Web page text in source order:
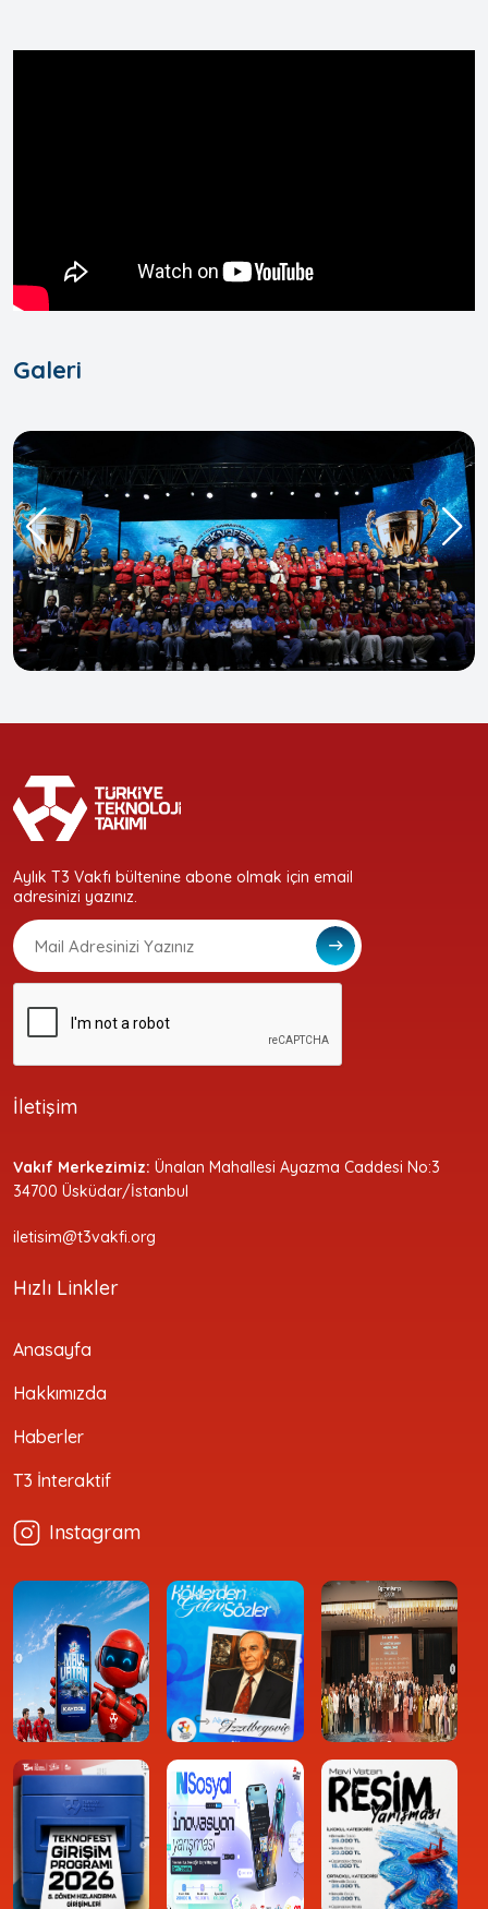
Galeri
Aylık T3 Vakfı bültenine abone olmak için email
adresinizi yazınız.
İletişim
Vakıf Merkezimiz: Ünalan Mahallesi Ayazma Caddesi No:3
34700 Üsküdar/İstanbul
iletisim@t3vakfi.org
Hızlı Linkler
Anasayfa
Hakkımızda
Haberler
T3 İnteraktif
Instagram